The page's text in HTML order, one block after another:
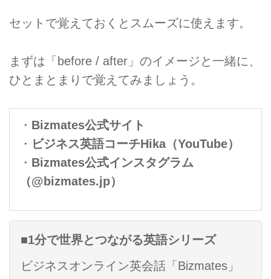
セットで覚えておくとスムーズに使えます。
まずは「before / after」のイメージと一緒に、
ひとまとまりで覚えてみましょう。
・ Bizmates公式サイト
・ ビジネス英語コーチHika（YouTube）
・ Bizmates公式インスタグラム
（@bizmates.jp）
■1分で世界とつながる英語シリーズ
ビジネスオンライン英会話「Bizmates」